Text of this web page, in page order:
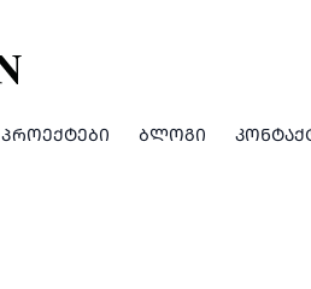
ᲞᲠᲝᲔᲥᲢᲔᲑᲘ ᲑᲚᲝᲒᲘ